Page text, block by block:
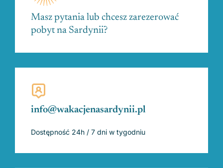
Masz pytania lub chcesz zarezerować
pobyt na Sardynii?
info@wakacjenasardynii.pl
Dostępność 24h / 7 dni w tygodniu